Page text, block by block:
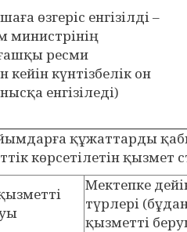
өзгеріс енгізілді –
министрінің
ресми
күнтізбелік он
енгізіледі)
құжаттарды
көрсетілетін қызмет
Мектепке
түрлері
қызметті